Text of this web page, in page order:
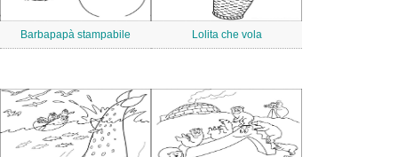
Barbapapà stampabile Lolita che vola